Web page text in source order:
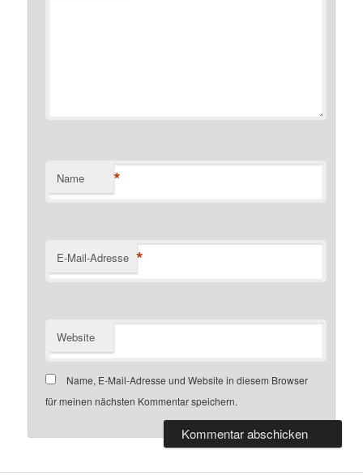
Name *
E-Mail-Adresse *
Website
Name, E-Mail-Adresse und Website in diesem Browser
für meinen nächsten Kommentar speichern.